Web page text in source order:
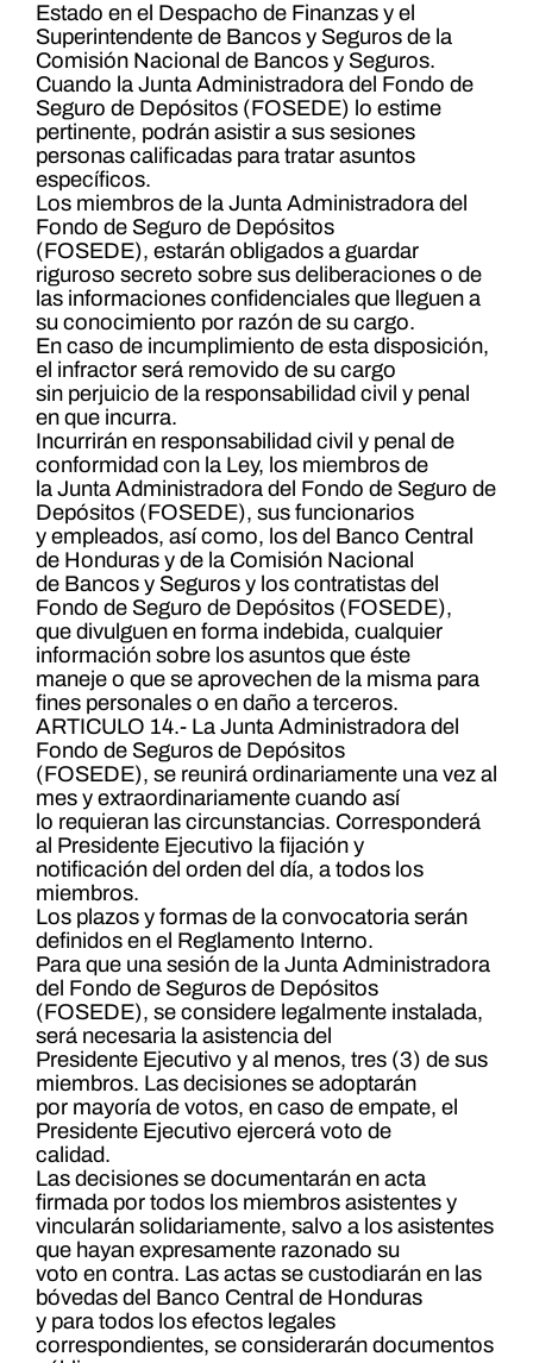
Estado en el Despacho de Finanzas y el
Superintendente de Bancos y Seguros de la
Comisión Nacional de Bancos y Seguros.
Cuando la Junta Administradora del Fondo de
Seguro de Depósitos (FOSEDE) lo estime
pertinente, podrán asistir a sus sesiones
personas calificadas para tratar asuntos
específicos.
Los miembros de la Junta Administradora del
Fondo de Seguro de Depósitos
(FOSEDE), estarán obligados a guardar
riguroso secreto sobre sus deliberaciones o de
las informaciones confidenciales que lleguen a
su conocimiento por razón de su cargo.
En caso de incumplimiento de esta disposición,
el infractor será removido de su cargo
sin perjuicio de la responsabilidad civil y penal
en que incurra.
Incurrirán en responsabilidad civil y penal de
conformidad con la Ley, los miembros de
la Junta Administradora del Fondo de Seguro de
Depósitos (FOSEDE), sus funcionarios
y empleados, así como, los del Banco Central
de Honduras y de la Comisión Nacional
de Bancos y Seguros y los contratistas del
Fondo de Seguro de Depósitos (FOSEDE),
que divulguen en forma indebida, cualquier
información sobre los asuntos que éste
maneje o que se aprovechen de la misma para
fines personales o en daño a terceros.
ARTICULO 14.- La Junta Administradora del
Fondo de Seguros de Depósitos
(FOSEDE), se reunirá ordinariamente una vez al
mes y extraordinariamente cuando así
lo requieran las circunstancias. Corresponderá
al Presidente Ejecutivo la fijación y
notificación del orden del día, a todos los
miembros.
Los plazos y formas de la convocatoria serán
definidos en el Reglamento Interno.
Para que una sesión de la Junta Administradora
del Fondo de Seguros de Depósitos
(FOSEDE), se considere legalmente instalada,
será necesaria la asistencia del
Presidente Ejecutivo y al menos, tres (3) de sus
miembros. Las decisiones se adoptarán
por mayoría de votos, en caso de empate, el
Presidente Ejecutivo ejercerá voto de
calidad.
Las decisiones se documentarán en acta
firmada por todos los miembros asistentes y
vincularán solidariamente, salvo a los asistentes
que hayan expresamente razonado su
voto en contra. Las actas se custodiarán en las
bóvedas del Banco Central de Honduras
y para todos los efectos legales
correspondientes, se considerarán documentos